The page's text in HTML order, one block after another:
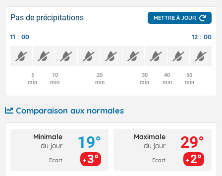
Pas de précipitations METTRE À JOUR
11 : 00 12 : 00
5
min
10
min
20
min
30
min
40
min
50
min
Comparaison aux normales
Minimale
du jour
Ecart
19°
3°
Maximale
du jour
Ecart
29°
2°